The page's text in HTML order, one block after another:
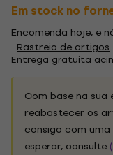
Em stock no
Encomenda hoje, e
Rastreio de artigos
Entrega gratuita
Com base na
reabastecer os
consigo com
esperar, consulte